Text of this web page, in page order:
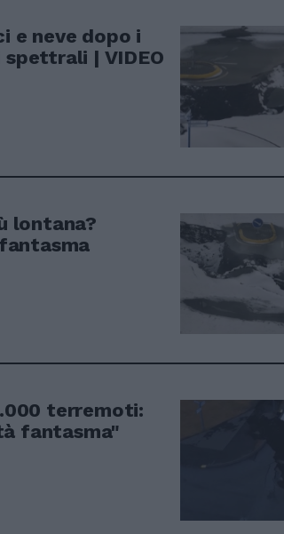
e neve dopo i
| VIDEO
lontana?
terremoti:
fantasma"